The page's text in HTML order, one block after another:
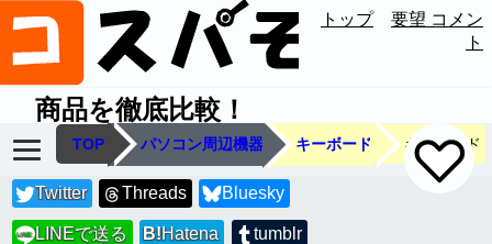
トップ
要望 コメン
ト
商品を徹底比較！
TOP パソコン周辺機器 キーボード キーボード
Twitter Threads Bluesky
LINE LINEで送る B!Hatena tumblr